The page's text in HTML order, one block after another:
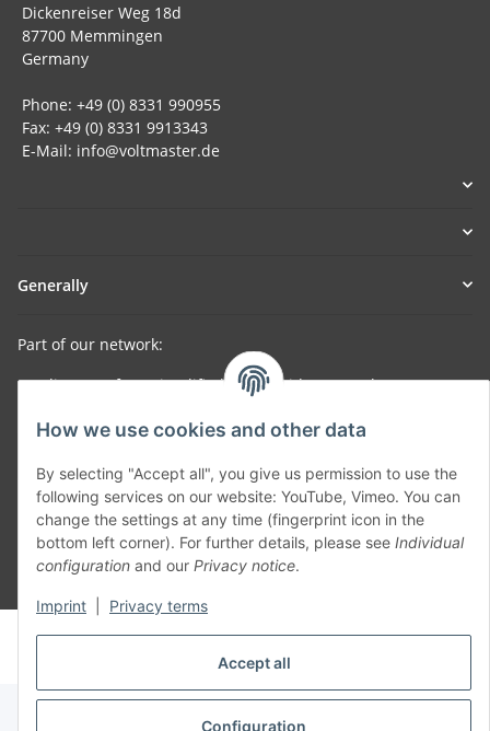
Accept all
Configuration
How we use cookies and other data
By selecting "Accept all", you give us permission to use the
following services on our website: YouTube, Vimeo. You can
change the settings at any time (fingerprint icon in the
bottom left corner). For further details, please see Individual
configuration and our Privacy notice.
Imprint Privacy terms
Dickenreiser Weg 18d
87700 Memmingen
Germany
Phone: +49 (0) 8331 990955
Fax: +49 (0) 8331 9913343
E-Mail: info@voltmaster.de
Generally
Part of our network:
SmoliTec - Safety. Simplified. Worldwide. ( B2B Shop )
© voltmaster.de
Powered byJTL-Shop